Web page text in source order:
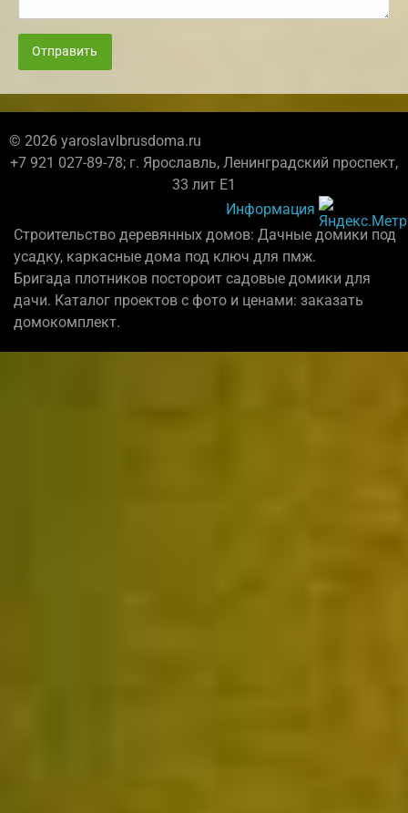
Отправить
© 2026 yaroslavlbrusdoma.ru
+7 921 027-89-78; г. Ярославль, Ленинградский проспект,
33 лит Е1
Информация
Строительство деревянных домов: Дачные домики под
усадку, каркасные дома под ключ для пмж.
Бригада плотников постороит садовые домики для
дачи. Каталог проектов с фото и ценами: заказать
домокомплект.